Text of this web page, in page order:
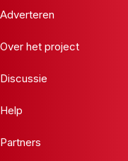
Adverteren
Over het project
Discussie
Help
Partners